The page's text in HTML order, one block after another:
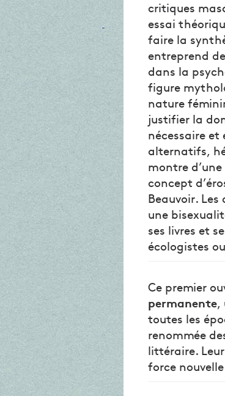
critiques
essai
faire la
entreprend
dans la
figure
nature
justifier la
nécessaire et
alternatifs,
montre
concept
Beauvoir.
une
ses livres et
écologistes
Ce premier
permanente,
toutes les
renommée
littéraire.
force